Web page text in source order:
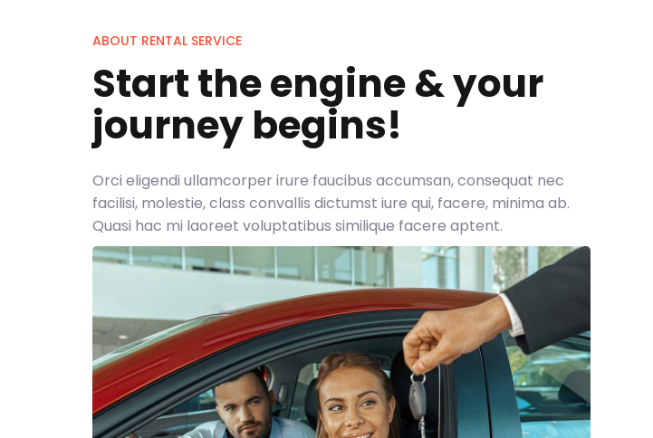
ABOUT RENTAL SERVICE
Start the engine & your
journey begins!
Orci eligendi ullamcorper irure faucibus accumsan, consequat nec
facilisi, molestie, class convallis dictumst iure qui, facere, minima ab.
Quasi hac mi laoreet voluptatibus similique facere aptent.